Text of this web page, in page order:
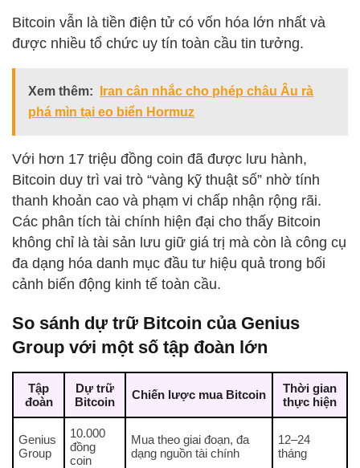
Bitcoin vẫn là tiền điện tử có vốn hóa lớn nhất và
được nhiều tổ chức uy tín toàn cầu tin tưởng.
Xem thêm:
Iran cân nhắc cho phép châu Âu rà
phá mìn tại eo biển Hormuz
Với hơn 17 triệu đồng coin đã được lưu hành,
Bitcoin duy trì vai trò “vàng kỹ thuật số” nhờ tính
thanh khoản cao và phạm vi chấp nhận rộng rãi.
Các phân tích tài chính hiện đại cho thấy Bitcoin
không chỉ là tài sản lưu giữ giá trị mà còn là công cụ
đa dạng hóa danh mục đầu tư hiệu quả trong bối
cảnh biến động kinh tế toàn cầu.
So sánh dự trữ Bitcoin của Genius
Group với một số tập đoàn lớn
Tập
đoàn
Dự trữ
Bitcoin
Chiến lược mua Bitcoin
Thời gian
thực hiện
Genius
Group
10.000
đồng
coin
Mua theo giai đoạn, đa
dạng nguồn tài chính
12–24
tháng